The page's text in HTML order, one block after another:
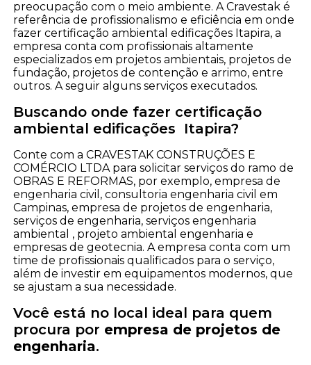
preocupação com o meio ambiente. A Cravestak é
referência de profissionalismo e eficiência em onde
fazer certificação ambiental edificações Itapira, a
empresa conta com profissionais altamente
especializados em projetos ambientais, projetos de
fundação, projetos de contenção e arrimo, entre
outros. A seguir alguns serviços executados.
Buscando onde fazer certificação
ambiental edificações Itapira?
Conte com a CRAVESTAK CONSTRUÇÕES E
COMÉRCIO LTDA para solicitar serviços do ramo de
OBRAS E REFORMAS, por exemplo, empresa de
engenharia civil, consultoria engenharia civil em
Campinas, empresa de projetos de engenharia,
serviços de engenharia, serviços engenharia
ambiental , projeto ambiental engenharia e
empresas de geotecnia. A empresa conta com um
time de profissionais qualificados para o serviço,
além de investir em equipamentos modernos, que
se ajustam a sua necessidade.
Você está no local ideal para quem
procura por empresa de projetos de
engenharia.